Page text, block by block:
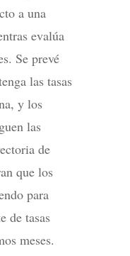
a una
evalúa
Se prevé
las tasas
y los
las
de
que los
para
de tasas
meses.